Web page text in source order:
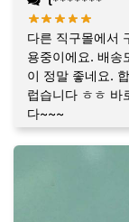
다른 직구몰에서
용중이에요. 배송
이 정말 좋네요.
럽습니다 ㅎㅎ 바
다~~~